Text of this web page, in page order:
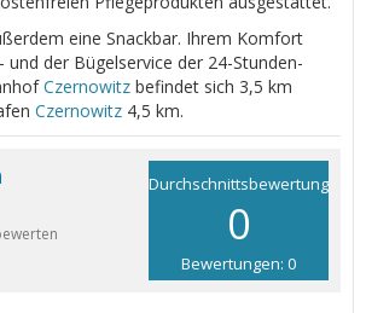
eine Snackbar. Ihrem Komfort
und der Bügelservice der 24-Stunden-
Czernowitz befindet sich 3,5 km
Czernowitz 4,5 km.
Durchschnittsbewertung
0
Bewertungen: 0